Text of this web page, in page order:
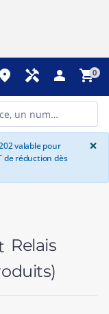
place handyman person shopping_cart0
valable pour
de réduction dès
×
Relais